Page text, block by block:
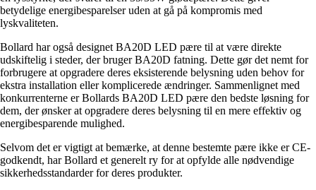
betydelige energibesparelser uden at gå på kompromis med
lyskvaliteten.
Bollard har også designet BA20D LED pære til at være direkte
udskiftelig i steder, der bruger BA20D fatning. Dette gør det nemt for
forbrugere at opgradere deres eksisterende belysning uden behov for
ekstra installation eller komplicerede ændringer. Sammenlignet med
konkurrenterne er Bollards BA20D LED pære den bedste løsning for
dem, der ønsker at opgradere deres belysning til en mere effektiv og
energibesparende mulighed.
Selvom det er vigtigt at bemærke, at denne bestemte pære ikke er CE-
godkendt, har Bollard et generelt ry for at opfylde alle nødvendige
sikkerhedsstandarder for deres produkter.